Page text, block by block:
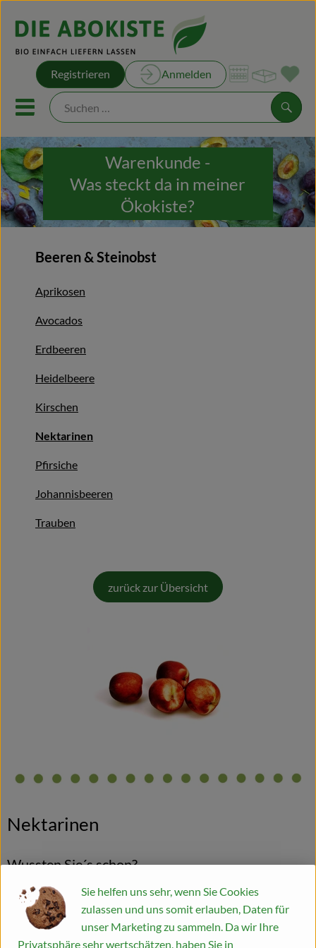
Registrieren Anmelden
Mobiles Menu öffnen oder
Unsere Kisten
Unsere Rezepte
Kühltheke
Brot & Backwaren
Naturkost
Wein
Warenkunde -
Was steckt da in meiner
Ökokiste?
Beeren & Steinobst
Aprikosen
Avocados
Erdbeeren
Heidelbeere
Kirschen
Nektarinen
Pfirsiche
Johannisbeeren
Trauben
zurück zur Übersicht
Nektarinen
Wussten Sie´s schon?
Das Aroma von spät reifenden Sorten ist meist intensiver als
jenes von Frühsorten. Wie Pfirsiche reifen auch Nektarinen
kaum nach, weshalb die Früchte fast vollreif geerntet und
Sie helfen uns sehr, wenn Sie Cookies
zulassen und uns somit erlauben, Daten für
unser Marketing zu sammeln. Da wir Ihre
Privatsphäre sehr wertschätzen, haben Sie in